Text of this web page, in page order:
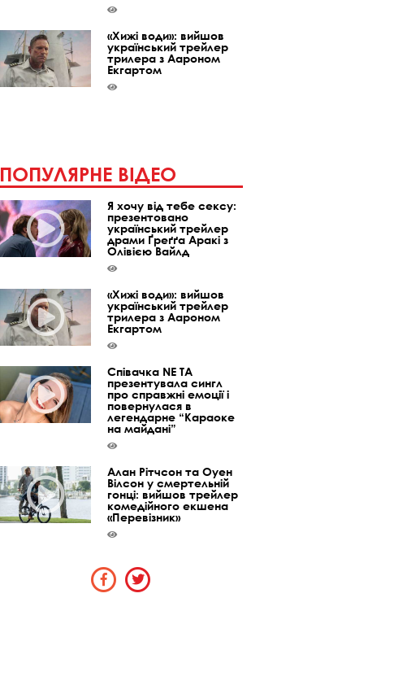
«Хижі води»: вийшов
український трейлер
трилера з Аароном
Екгартом
ПОПУЛЯРНЕ ВІДЕО
Я хочу від тебе сексу:
презентовано
український трейлер
драми Ґреґґа Аракі з
Олівією Вайлд
«Хижі води»: вийшов
український трейлер
трилера з Аароном
Екгартом
Співачка NE TA
презентувала сингл
про справжні емоції і
повернулася в
легендарне “Караоке
на майдані”
Алан Рітчсон та Оуен
Вілсон у смертельній
гонці: вийшов трейлер
комедійного екшена
«Перевізник»